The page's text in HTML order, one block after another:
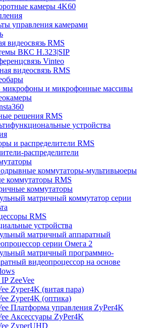
камеры 4K60
управления камерами
видеосвязь RMS
ВКС H.323|SIP
Vinteo
видеосвязь RMS
микрофоны и микрофонные массивы
решения RMS
устройства
и распределители RMS
распределители
коммутаторы-мультивьюеры
коммутаторы RMS
коммутаторы
матричный коммутатор серии
RMS
устройства
матричный аппаратный
серии Омега 2
матричный программно-
видеопроцессор на основе
ZeeVee
Zyper4K (витая пара)
Zyper4K (оптика)
Платформа управления ZyPer4K
Аксессуары ZyPer4K
ZyperUHD